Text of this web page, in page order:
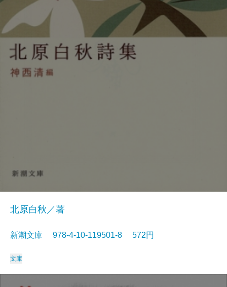
北原白秋／著
新潮文庫 978-4-10-119501-8 572円
文庫